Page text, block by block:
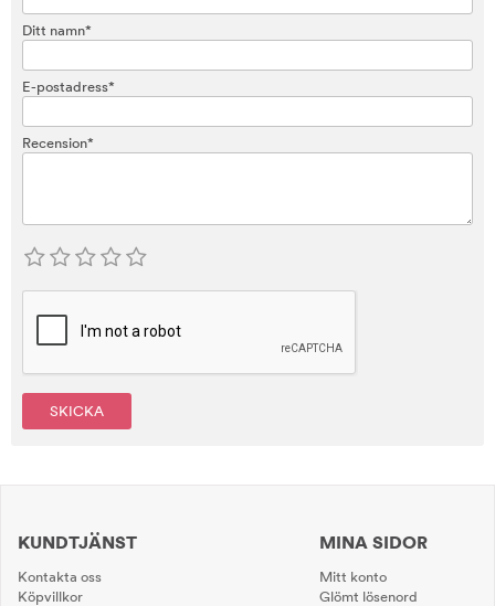
Ditt namn*
E-postadress*
Recension*
SKICKA
KUNDTJÄNST
Kontakta oss
Köpvillkor
MINA SIDOR
Mitt konto
Glömt lösenord